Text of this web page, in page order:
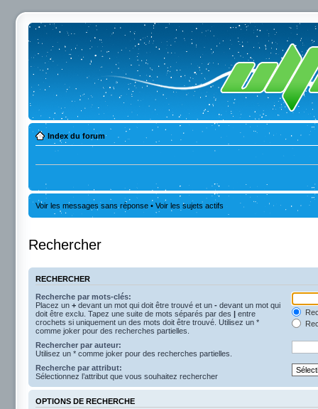
Index du forum
Voir les messages sans réponse • Voir les sujets actifs
Rechercher
RECHERCHER
Recherche par mots-clés:
Placez un + devant un mot qui doit être trouvé et un - devant un mot qui
doit être exclu. Tapez une suite de mots séparés par des | entre
crochets si uniquement un des mots doit être trouvé. Utilisez un *
comme joker pour des recherches partielles.
Rechercher par auteur:
Utilisez un * comme joker pour des recherches partielles.
Recherche par attribut:
Sélectionnez l’attribut que vous souhaitez rechercher
OPTIONS DE RECHERCHE